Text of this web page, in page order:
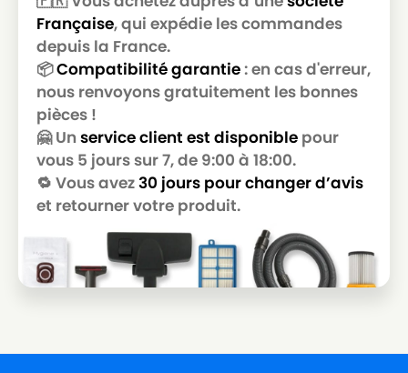
KARCHER
KARCHER NT 35/1 Tact
KARCHER
KARCHER NT 35/1 Te
KARCHER
KARCHER NT 360
KARCHER
KARCHER
KARCHER NT 361
KARCHER
KARCHER NT 361 ECO
KARCHER
KARCHER NT 361 ECO BS
KARCHER
KARCHER NT 361 ECO M
KARCHER
KARCHER NT 361 ECO MA
KARCHER
KARCHER NT 361 ECO TEA
Française, qui expédie les commandes
depuis la France.
📦Compatibilité garantie: en cas d'erreur,
nous renvoyons gratuitement les bonnes
pièces !
🤗 Un service client est disponible pour
vous 5 jours sur 7, de 9:00 à 18:00.
🔁 Vous avez30 jours pour changer d’avis
et retourner votre produit.